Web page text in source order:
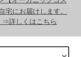
宅にお届けします。
⇒詳しくはこちら